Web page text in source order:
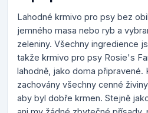
Lahodné krmivo pro psy bez
jemného masa nebo ryb a
zeleniny. Všechny ingredience
takže krmivo pro psy Rosie's
lahodně, jako doma připravené.
zachovány všechny cenné
aby byl dobře krmen. Stejně